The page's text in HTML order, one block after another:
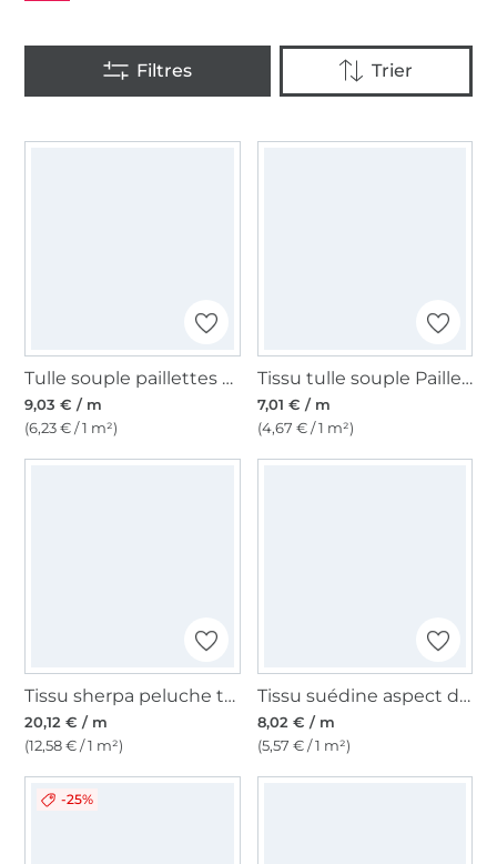
Tulle souple paillettes Glitter Pastel Rainbow, multicolore
9,03 € / m
(6,23 € / 1 m²)
Tissu tulle souple Paillettes brillantes, rose
7,01 € / m
(4,67 € / 1 m²)
Tissu sherpa peluche teddy léopard, beige
20,12 € / m
(12,58 € / 1 m²)
Tissu suédine aspect daim nubuck, marron
8,02 € / m
(5,57 € / 1 m²)
-25%